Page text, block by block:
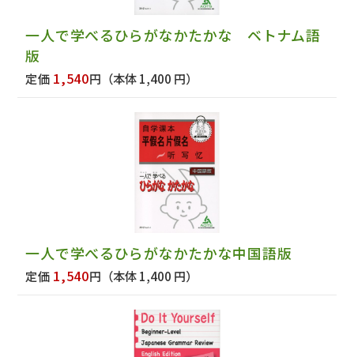
一人で学べるひらがなかたかな ベトナム語
版
定価 1,540円 （本体 1,400 円）
一人で学べるひらがなかたかな中国語版
定価 1,540円 （本体 1,400 円）